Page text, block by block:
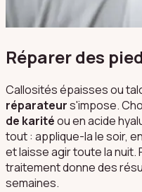
Réparer des
Callosités épaisses ou
réparateurs'impose.
de karitéou en acide
tout : applique-la le soir,
et laisse agir toute la
traitement donne des
semaines.